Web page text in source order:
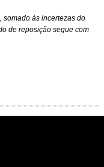
somado às incertezas do
de reposição segue com